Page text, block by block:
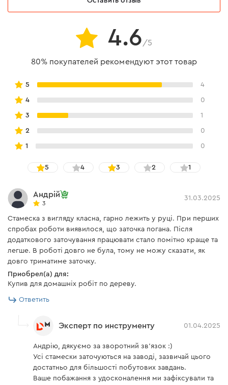
Выполнена из прочного дерева бук, что
обеспечивает надежность во время работы.
Оснащена металлическими кольцами,
долговечность инструмента.
благодаря чему лезвие меньше подвергается
Угол заточки 24 градуса позволяет получить
крепкое лезвие, которое не подвержено
быстрому износу, при этом сохраняя
достаточную остроту.
4.6 /5
80% покупателей рекомендуют этот товар
5 4
4 0
3 1
2 0
1 0
5 4 3 2 1
Андрій
3
31.03.2025
Стамеска з вигляду класна, гарно лежить у руці. При перших
спробах роботи виявилося, що заточка погана. Після
додаткового заточування працювати стало помітно краще та
легше. В роботі довго не була, тому не можу сказати, як
довго триматиме заточку.
Приобрел(а) для:
Купив для домашніх робіт по дереву.
Ответить
Эксперт по инструменту 01.04.2025
Андрію, дякуємо за зворотний зв'язок :)
Усі стамески заточуються на заводі, зазвичай цього
достатньо для більшості побутових завдань.
Ваше побажання з удосконалення ми зафіксували та